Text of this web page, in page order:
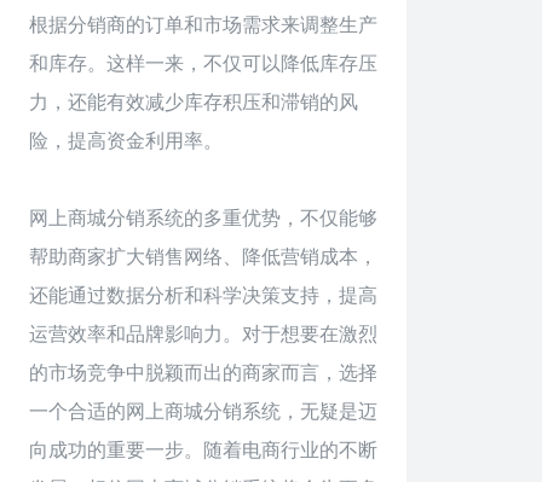
根据分销商的订单和市场需求来调整生产
和库存。这样一来，不仅可以降低库存压
力，还能有效减少库存积压和滞销的风
险，提高资金利用率。
网上商城分销系统的多重优势，不仅能够
帮助商家扩大销售网络、降低营销成本，
还能通过数据分析和科学决策支持，提高
运营效率和品牌影响力。对于想要在激烈
的市场竞争中脱颖而出的商家而言，选择
一个合适的网上商城分销系统，无疑是迈
向成功的重要一步。随着电商行业的不断